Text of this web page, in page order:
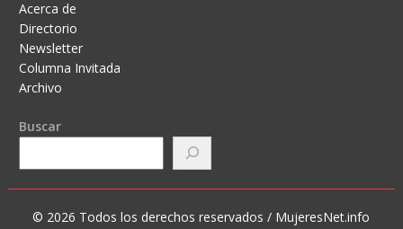
Acerca de
Directorio
Newsletter
Columna Invitada
Archivo
Buscar
© 2026 Todos los derechos reservados / MujeresNet.info